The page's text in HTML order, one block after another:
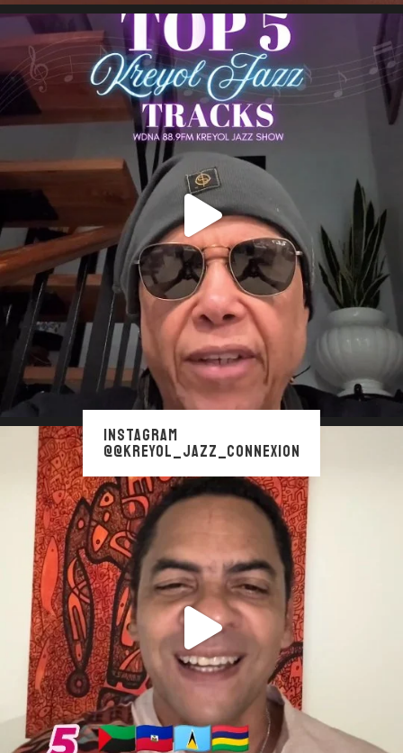
INSTAGRAM
@@KREYOL_JAZZ_CONNEXION